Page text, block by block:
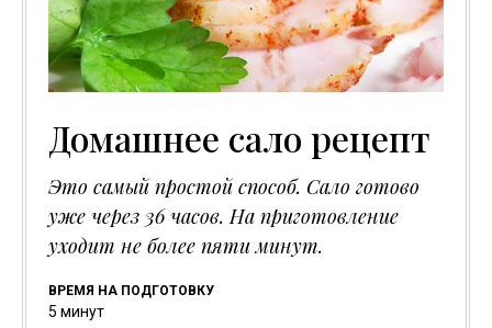
Домашнее сало рецепт
Это самый простой способ. Сало готово
уже через 36 часов. На приготовление
уходит не более пяти минут.
ВРЕМЯ НА ПОДГОТОВКУ
5 минуты
минут